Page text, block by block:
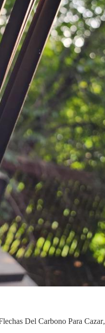
Del Carbono Para Cazar,